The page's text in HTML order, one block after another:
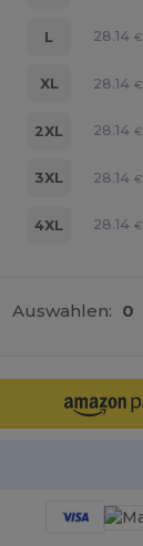
L 28.14 €
XL 28.14 €
2XL 28.14 €
3XL 28.14 €
4XL 28.14 €
Auswahlen: 0